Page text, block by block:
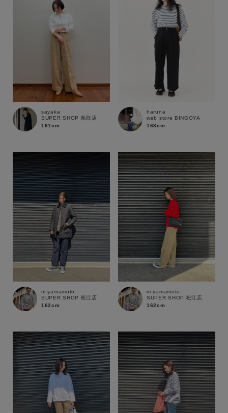
ブランド
sayaka
SUPER SHOP 鳥取店
161cm
haruna
web store BINGOYA
163cm
m.yamamoto
SUPER SHOP 松江店
162cm
m.yamamoto
SUPER SHOP 松江店
162cm